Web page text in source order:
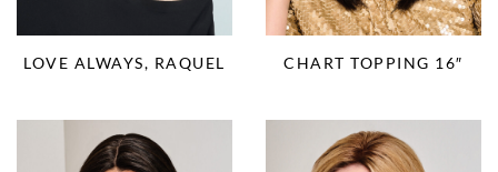
LOVE ALWAYS, RAQUEL CHART TOPPING 16″